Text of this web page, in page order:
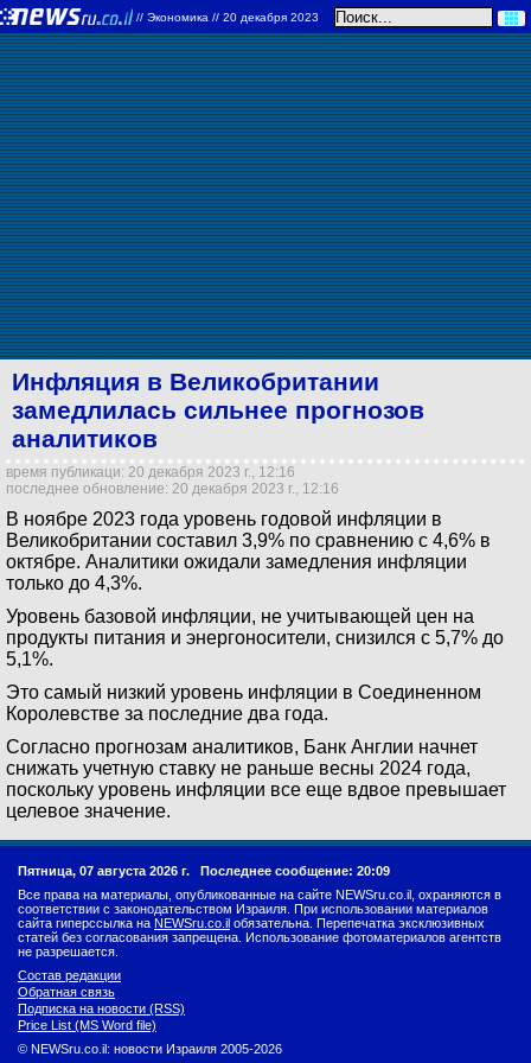
// Экономика // 20 декабря 2023
Инфляция в Великобритании
замедлилась сильнее прогнозов
аналитиков
время публикаци: 20 декабря 2023 г., 12:16
последнее обновление: 20 декабря 2023 г., 12:16
В ноябре 2023 года уровень годовой инфляции в
Великобритании составил 3,9% по сравнению с 4,6% в
октябре. Аналитики ожидали замедления инфляции
только до 4,3%.
Уровень базовой инфляции, не учитывающей цен на
продукты питания и энергоносители, снизился с 5,7% до
5,1%.
Это самый низкий уровень инфляции в Соединенном
Королевстве за последние два года.
Согласно прогнозам аналитиков, Банк Англии начнет
снижать учетную ставку не раньше весны 2024 года,
поскольку уровень инфляции все еще вдвое превышает
целевое значение.
Пятница, 07 августа 2026 г. Последнее сообщение: 20:09
Все права на материалы, опубликованные на сайте NEWSru.co.il, охраняются в
соответствии с законодательством Израиля. При использовании материалов
сайта гиперссылка на NEWSru.co.il обязательна. Перепечатка эксклюзивных
статей без согласования запрещена. Использование фотоматериалов агентств
не разрешается.
Состав редакции
Обратная связь
Подписка на новости (RSS)
Price List (MS Word file)
© NEWSru.co.il: новости Израиля 2005-2026